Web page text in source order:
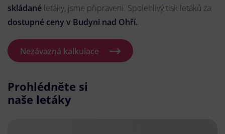
skládané letáky, jsme připraveni. Spolehlivý tisk letáků za
dostupné ceny v Budyni nad Ohří.
Nezávazná kalkulace
Prohlédněte si
naše letáky